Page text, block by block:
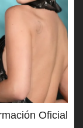
Oficial